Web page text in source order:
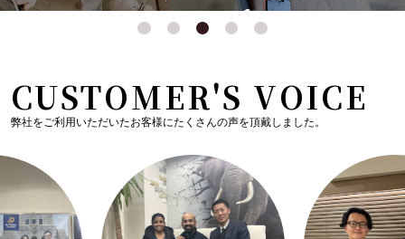
CUSTOMER'S VOICE
弊社をご利用いただいたお客様にたくさんの声を頂戴しました。